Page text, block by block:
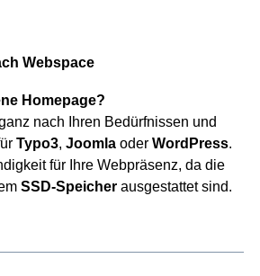
Webspace
Homepage?
nach Ihren Bedürfnissen und
Typo3, Joomlaoder WordPress.
für Ihre Webpräsenz, da die
SSD-Speicherausgestattet sind.